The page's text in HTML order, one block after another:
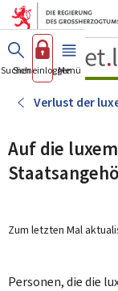
Suchen
Sich einloggen
Menü Haupt-
Verlust der
Auf die
Zum letzten Mal
Personen, die die